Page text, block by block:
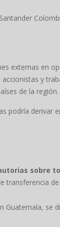
externas en
y
de la región.
podría derivar
sobre
transferencia
se